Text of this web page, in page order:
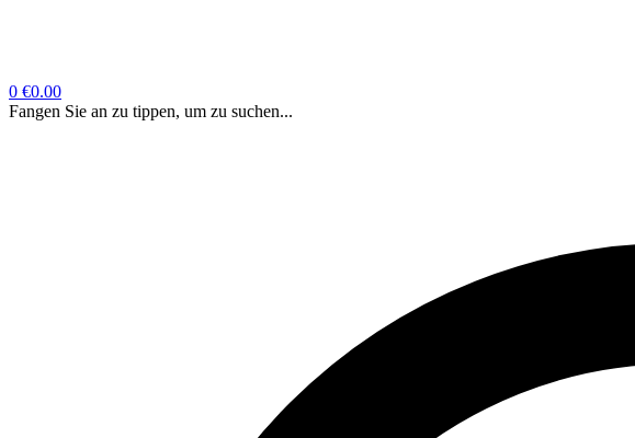
0 €0.00
Fangen Sie an zu tippen, um zu suchen...